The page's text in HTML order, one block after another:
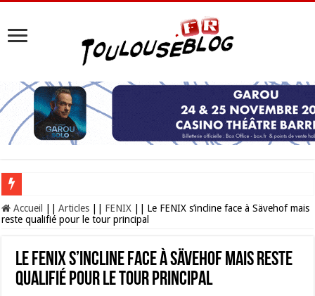
Les Nocturnes de la Cité de l’espace 2026 : l’événement incontournable de
Accueil Articles FENIX
Le FENIX s’incline face à Sävehof mais
reste qualifié pour le tour principal
Le FENIX s’incline face à Sävehof mais reste
qualifié pour le tour principal